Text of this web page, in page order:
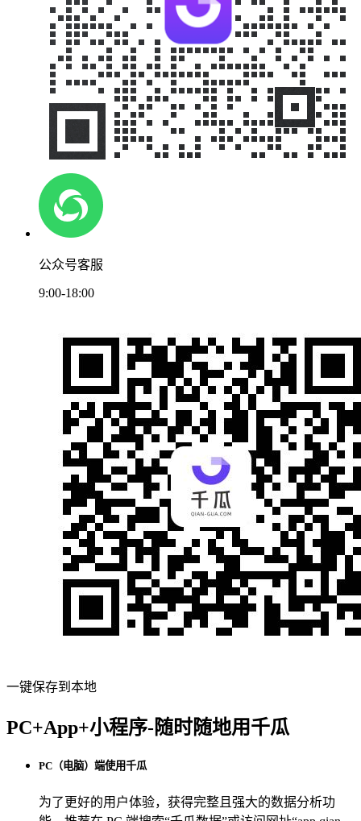
公众号客服
9:00-18:00
一键保存到本地
PC+App+小程序-随时随地用千瓜
PC（电脑）端使用千瓜
为了更好的用户体验，获得完整且强大的数据分析功